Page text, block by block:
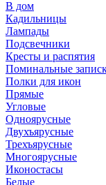
В дом
Кадильницы
Лампады
Подсвечники
Кресты и распятия
Поминальные
Полки для икон
Прямые
Угловые
Одноярусные
Двухъярусные
Трехъярусные
Многоярусные
Иконостасы
Белые